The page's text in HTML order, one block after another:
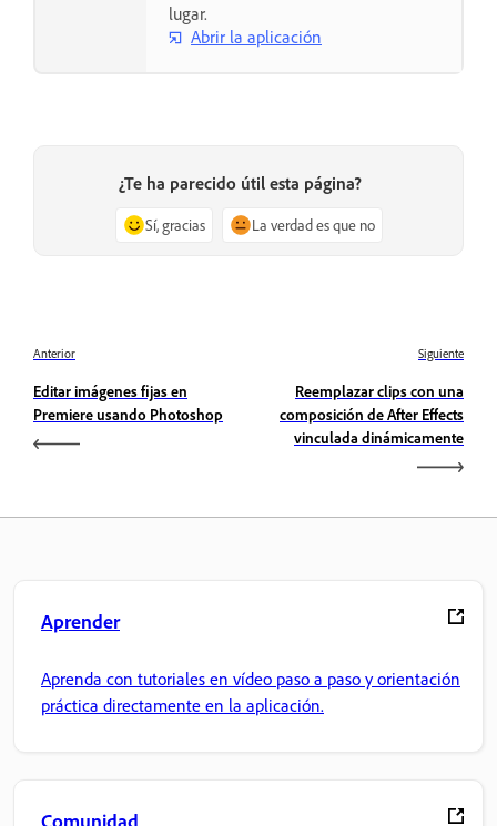
lugar.
Abrir la aplicación
¿Te ha parecido útil esta página?
Sí, gracias La verdad es que no
Anterior
Editar imágenes fijas en
Premiere usando Photoshop
Siguiente
Reemplazar clips con una
composición de After Effects
vinculada dinámicamente
Aprender
Aprenda con tutoriales en vídeo paso a paso y orientación
práctica directamente en la aplicación.
Comunidad